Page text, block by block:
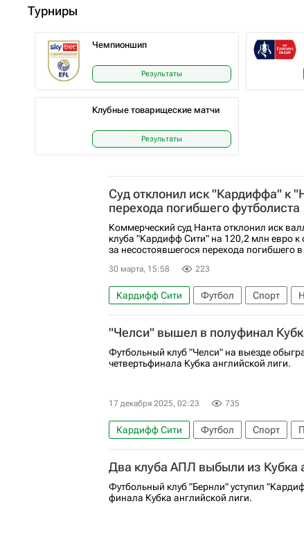
Турниры
Чемпионшип
Результаты
Клубные товарищеские матчи
Результаты
Суд отклонил иск "Кардиффа" к
перехода погибшего футболиста
Коммерческий суд Нанта отклонил иск
клуба "Кардифф Сити" на 120,2 млн евро к
за несостоявшегося перехода погибшего
30 марта, 15:58 223
Кардифф Сити Футбол Спорт
Международная федерация футбола
АПЛ 2026-2027 (Чемпионат Англии по
"Челси" вышел в полуфинал
Футбольный клуб "Челси" на выезде
четвертьфинала Кубка английской лиги.
17 декабря 2025, 02:23 735
Кардифф Сити Футбол Спорт
Кубок английской лиги
Два клуба АПЛ выбыли из Кубка
Футбольный клуб "Бернли" уступил
финала Кубка английской лиги.